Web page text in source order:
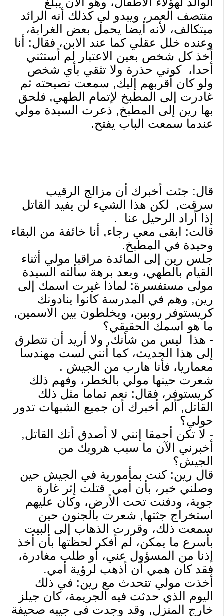
منتصف العمر، ويبدو لي كذلك أنه الرائد
ميتكالف، لأنه أيضا يحمل بعض الغرابة،
وعنده خلل عقلي كما عند الابن، فقال: أنا
أخذ كل شخص بعين الاعتبار لم أستثني
أحدا، كوني حذرة ولا تثقي بأي شخص
ولو كان أقربهم إليك, سمعت نصيحته ثم
غادرت إلى المطبخ لإتمام الطهي, فلحق
بها رين إلى المطبخ, ذعرت السيدة مولي
عندما سمعت الباب يفتح.
قال: جئت أخبرك أن مزالج الرقيب
سرقت, لكن هذا الشيء لن يفيد القاتل
إذا أراد الرحيل عنا .
قالت: ابقى معي رجاء, أنا خائفة من البقاء
وحيدة في المطبخ.
جلس رين إلى المائدة مراقبا مولي أثناء
القيام بالطهي، وبعد برهة سألته السيدة
مولى مستفسرة: لماذا غيرت اسمك إلى
رين, وهم في المدرسة كانوا ينادونك
كريستوفر روبين، ويخلطون بين الاسمين,
ما هو اسمك الحقيقي؟
- هذا ليس من شأنك, ولا أريد أن نتطرق
إلى هذا الحديث، كما أنني لست مهندسا
معماريا، فأنا هارب من الجيش .
شعرت حينها مولي بالخطر، وفهم ذلك
كريستوفر، فقال: نعم تماما مثل ذلك
القاتل, ألم أخبرك أن جميع الشبهات تدور
حولي؟
- لا تكن أحمقا إنني لا أصدق أنك القاتل,
أخبرني الآن ما سبب هروبك من
الجيش؟
قال رين: كنت بمأمورية في الجيش حين
وصلني خبر، بأن أمي قتلت إثر غارة
جوية، ودفنت تحت الأرض، وكان عليهم
استخراج جثتها, شعرت بالجنون حين
سمعت ذلك، وقررت الذهاب إلى البيت
بأسرع ما يمكن، لم أفكر لحظتها بأن أخذ
إذنا من المسؤول عني، أو طلب مغادرة،
فقد كان همي أن أذهب لرؤية أمي.
أخذت مولي تتحدث مع رين: في ذلك
اليوم الذي حدثت فيه الجريمة، كان جيلز
خارج المنزل, وقد وجدت في جيبه صحيفة